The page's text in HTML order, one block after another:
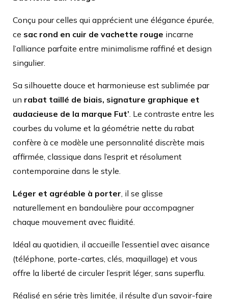
Conçu pour celles qui apprécient une élégance épurée,
ce sac rond en cuir de vachette rouge incarne
l’alliance parfaite entre minimalisme raffiné et design
singulier.
Sa silhouette douce et harmonieuse est sublimée par
un rabat taillé de biais, signature graphique et
audacieuse de la marque Fut’. Le contraste entre les
courbes du volume et la géométrie nette du rabat
confère à ce modèle une personnalité discrète mais
affirmée, classique dans l’esprit et résolument
contemporaine dans le style.
Léger et agréable à porter, il se glisse
naturellement en bandoulière pour accompagner
chaque mouvement avec fluidité.
Idéal au quotidien, il accueille l’essentiel avec aisance
(téléphone, porte-cartes, clés, maquillage) et vous
offre la liberté de circuler l’esprit léger, sans superflu.
Réalisé en série très limitée, il résulte d’un savoir-faire